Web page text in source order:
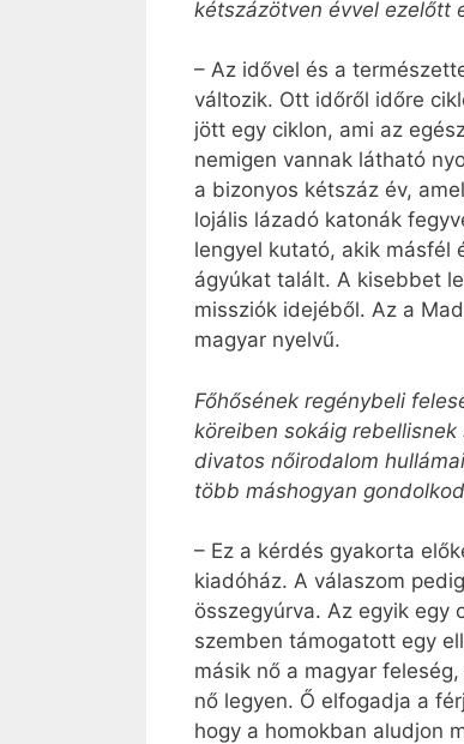
kétszázötven évvel ezelőtt
– Az idővel és a
változik. Ott időről időre
jött egy ciklon, ami az
nem­igen vannak látható
a bizonyos kétszáz év,
lojális lázadó katonák
lengyel kutató, akik másfél
ágyúkat talált. A kisebbet
missziók idejéből. Az a
magyar nyelvű.
Főhősének regénybeli
köreiben sokáig
divatos nőirodalom
több máshogyan
– Ez a kérdés gyakorta
kiadóház. A válaszom
összegyúrva. Az egyik egy
szemben támogatott egy
másik nő a magyar
nő legyen. Ő elfogadja a
hogy a homokban aludjon